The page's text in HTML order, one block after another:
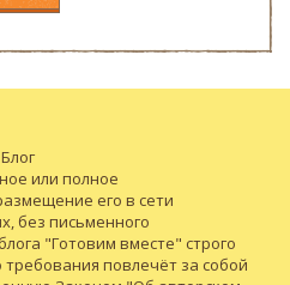
или полное
его в сети
без письменного
"Готовим вместе" строго
повлечёт за собой